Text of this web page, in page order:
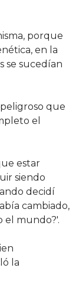
porque
en la
se sucedían
que
el
estar
siendo
decidí
cambiado,
el mundo?'.
la